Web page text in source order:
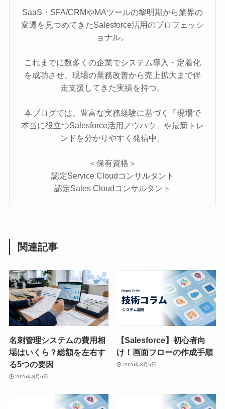
SaaS・SFA/CRMやMAツールの黎明期から業界の
変遷を見つめてきたSalesforce活用のプロフェッシ
ョナル。
これまでに数多くの企業でシステム導入・定着化
を成功させ、現場の業務改善から売上拡大まで伴
走支援してきた実績を持つ。
本ブログでは、豊富な実務経験に基づく「現場で
本当に役立つSalesforce活用ノウハウ」や最新トレ
ンドを分かりやすく発信中。
＜保有資格＞
認定Service Cloudコンサルタント
認定Sales Cloudコンサルタント
関連記事
名刺管理システムの費用相
場はいくら？総額を左右す
る5つの要因
2026年8月6日
【Salesforce】初心者向
け！画面フローの作成手順
2026年8月5日